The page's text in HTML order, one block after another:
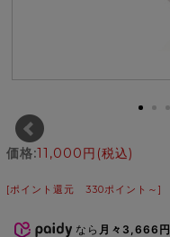
価格:11,000円 (税込)
[ポイント還元 330ポイント～]
なら 月々3,666円